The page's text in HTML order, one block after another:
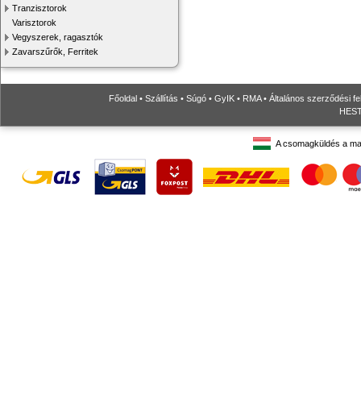
Tranzisztorok
Varisztorok
Vegyszerek, ragasztók
Zavarszűrők, Ferritek
Főoldal • Szállítás • Súgó • GyIK • RMA• Általános szerződési
A csomagküldés a